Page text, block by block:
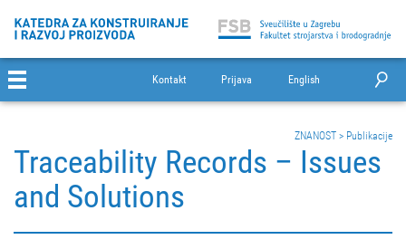
Kontakt Prijava English
ZNANOST > Publikacije
Traceability Records – Issues
and Solutions